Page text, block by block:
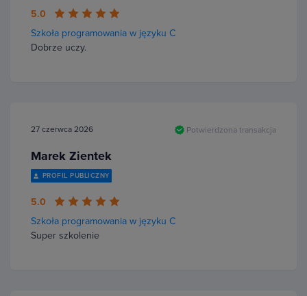
5.0
Szkoła programowania w języku C
Dobrze uczy.
27 czerwca 2026 Potwierdzona transakcja
Marek Zientek
PROFIL PUBLICZNY
5.0
Szkoła programowania w języku C
Super szkolenie